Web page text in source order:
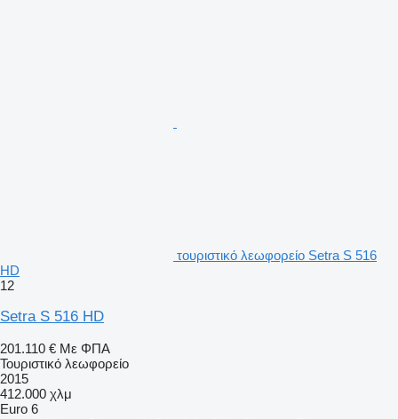
τουριστικό λεωφορείο Setra S 516
HD
12
Setra S 516 HD
201.110 € Με ΦΠΑ
Τουριστικό λεωφορείο
2015
412.000 χλμ
Euro 6